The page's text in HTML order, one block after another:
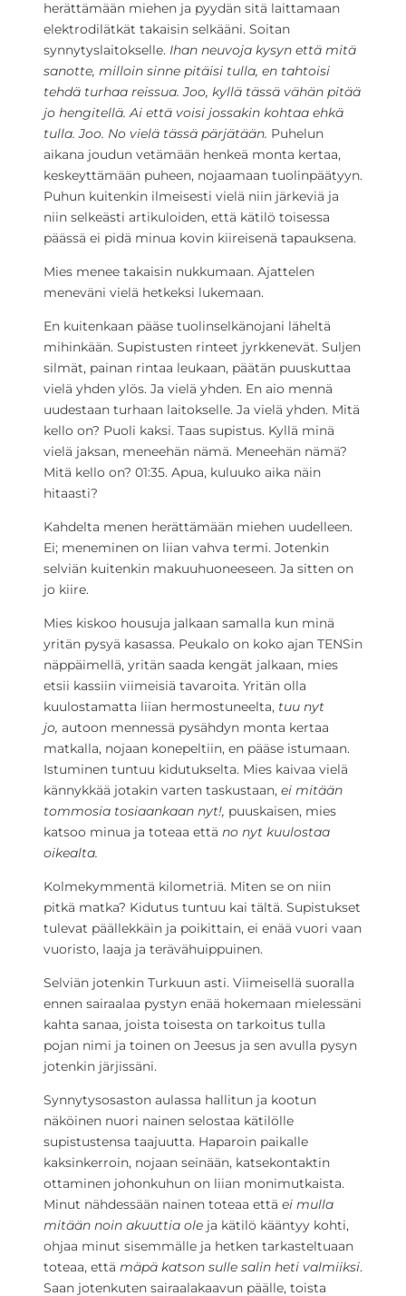
herättämään miehen ja pyydän sitä laittamaan
elektrodilätkät takaisin selkääni. Soitan
synnytyslaitokselle. Ihan neuvoja kysyn että mitä
sanotte, milloin sinne pitäisi tulla, en tahtoisi
tehdä turhaa reissua. Joo, kyllä tässä vähän pitää
jo hengitellä. Ai että voisi jossakin kohtaa ehkä
tulla. Joo. No vielä tässä pärjätään. Puhelun
aikana joudun vetämään henkeä monta kertaa,
keskeyttämään puheen, nojaamaan tuolinpäätyyn.
Puhun kuitenkin ilmeisesti vielä niin järkeviä ja
niin selkeästi artikuloiden, että kätilö toisessa
päässä ei pidä minua kovin kiireisenä tapauksena.
Mies menee takaisin nukkumaan. Ajattelen
meneväni vielä hetkeksi lukemaan.
En kuitenkaan pääse tuolinselkänojani läheltä
mihinkään. Supistusten rinteet jyrkkenevät. Suljen
silmät, painan rintaa leukaan, päätän puuskuttaa
vielä yhden ylös. Ja vielä yhden. En aio mennä
uudestaan turhaan laitokselle. Ja vielä yhden. Mitä
kello on? Puoli kaksi. Taas supistus. Kyllä minä
vielä jaksan, meneehän nämä. Meneehän nämä?
Mitä kello on? 01:35. Apua, kuluuko aika näin
hitaasti?
Kahdelta menen herättämään miehen uudelleen.
Ei; meneminen on liian vahva termi. Jotenkin
selviän kuitenkin makuuhuoneeseen. Ja sitten on
jo kiire.
Mies kiskoo housuja jalkaan samalla kun minä
yritän pysyä kasassa. Peukalo on koko ajan TENSin
näppäimellä, yritän saada kengät jalkaan, mies
etsii kassiin viimeisiä tavaroita. Yritän olla
kuulostamatta liian hermostuneelta, tuu nyt
jo, autoon mennessä pysähdyn monta kertaa
matkalla, nojaan konepeltiin, en pääse istumaan.
Istuminen tuntuu kidutukselta. Mies kaivaa vielä
kännykkää jotakin varten taskustaan, ei mitään
tommosia tosiaankaan nyt!, puuskaisen, mies
katsoo minua ja toteaa että no nyt kuulostaa
oikealta.
Kolmekymmentä kilometriä. Miten se on niin
pitkä matka? Kidutus tuntuu kai tältä. Supistukset
tulevat päällekkäin ja poikittain, ei enää vuori vaan
vuoristo, laaja ja terävähuippuinen.
Selviän jotenkin Turkuun asti. Viimeisellä suoralla
ennen sairaalaa pystyn enää hokemaan mielessäni
kahta sanaa, joista toisesta on tarkoitus tulla
pojan nimi ja toinen on Jeesus ja sen avulla pysyn
jotenkin järjissäni.
Synnytysosaston aulassa hallitun ja kootun
näköinen nuori nainen selostaa kätilölle
supistustensa taajuutta. Haparoin paikalle
kaksinkerroin, nojaan seinään, katsekontaktin
ottaminen johonkuhun on liian monimutkaista.
Minut nähdessään nainen toteaa että ei mulla
mitään noin akuuttia ole ja kätilö kääntyy kohti,
ohjaa minut sisemmälle ja hetken tarkasteltuaan
toteaa, että mäpä katson sulle salin heti valmiiksi.
Saan jotenkuten sairaalakaavun päälle, toista